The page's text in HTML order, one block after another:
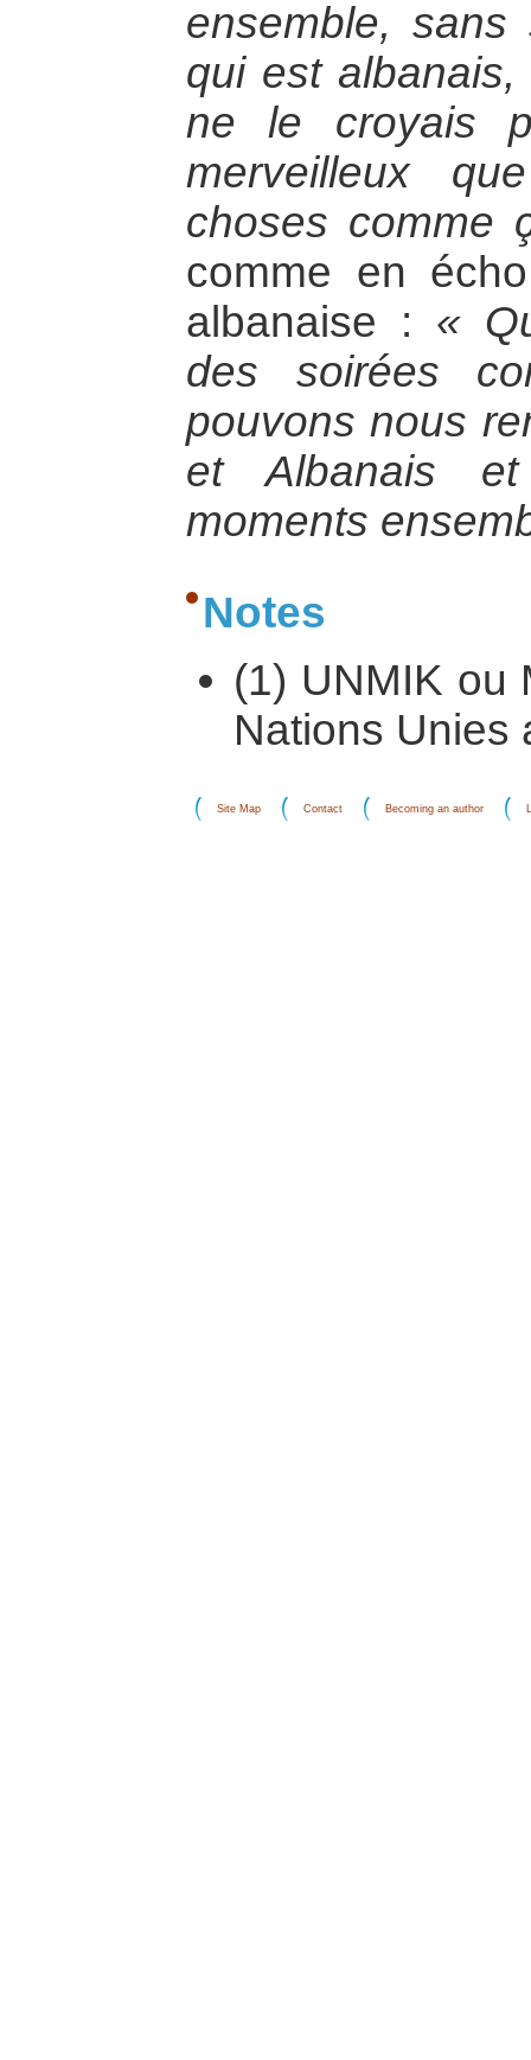
ensemble,
qui est albanais,
ne le croyais
merveilleux
choses comme
comme en
albanaise : «
des soirées
pouvons nous
et Albanais
moments
Notes
(1) UNMIK ou
Nations Unies
Site Map Contact Becoming an author